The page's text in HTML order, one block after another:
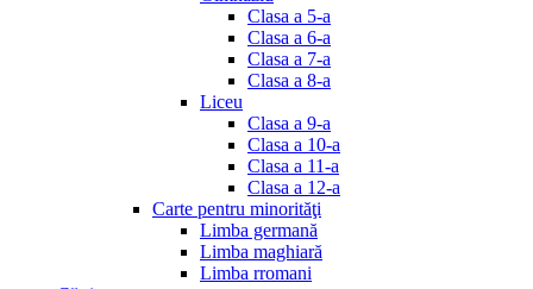
Clasa a 5-a
Clasa a 6-a
Clasa a 7-a
Clasa a 8-a
Liceu
Clasa a 9-a
Clasa a 10-a
Clasa a 11-a
Clasa a 12-a
Carte pentru minorităţi
Limba germană
Limba maghiară
Limba rromani